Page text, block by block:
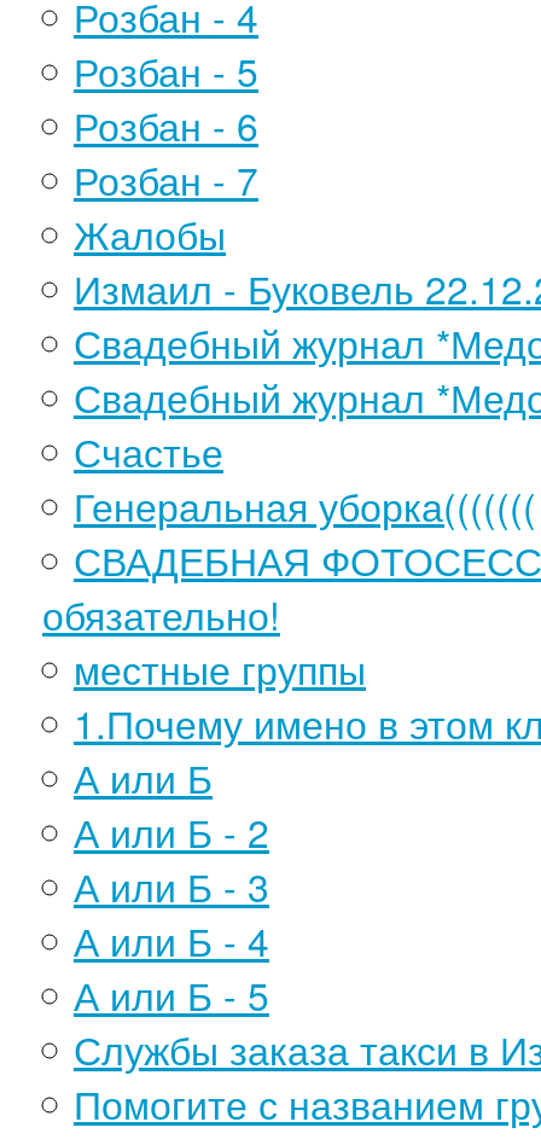
Розбан - 4
Розбан - 5
Розбан - 6
Розбан - 7
Жалобы
Измаил - Буковель
Свадебный журнал
Свадебный журнал
Счастье
Генеральная уборка(((((((
СВАДЕБНАЯ
обязательно!
местные группы
1.Почему имено в этом
А или Б
А или Б - 2
А или Б - 3
А или Б - 4
А или Б - 5
Службы заказа такси в
Помогите с названием